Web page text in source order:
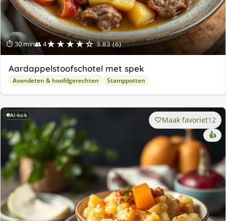
⏱ 30 min👥 4★★★★☆ 3.83 (6)
Aardappelstoofschotel met spek
Avondeten & hoofdgerechten Stamppotten
AI-kok Maak favoriet12
👍